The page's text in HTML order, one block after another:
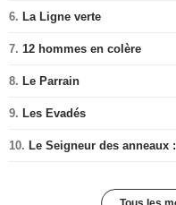
6. La Ligne verte
7. 12 hommes en colère
8. Le Parrain
9. Les Evadés
10. Le Seigneur des anneaux